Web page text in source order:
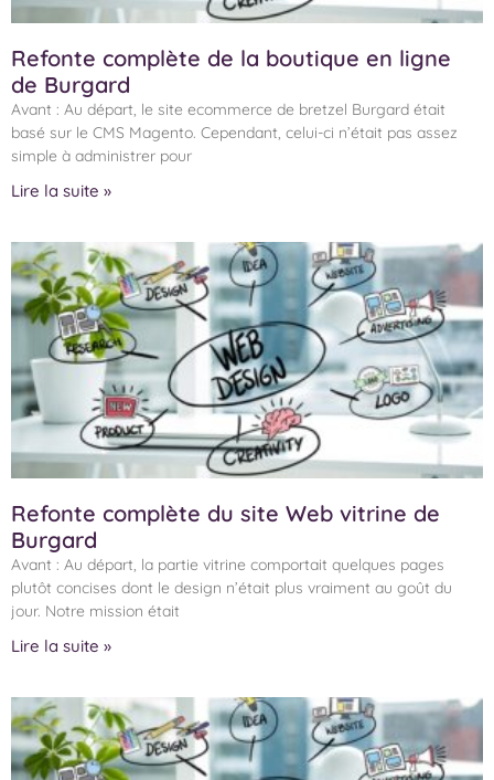
Refonte complète de la boutique en ligne
de Burgard
Avant : Au départ, le site ecommerce de bretzel Burgard était
basé sur le CMS Magento. Cependant, celui-ci n’était pas assez
simple à administrer pour
Lire la suite »
Refonte complète du site Web vitrine de
Burgard
Avant : Au départ, la partie vitrine comportait quelques pages
plutôt concises dont le design n’était plus vraiment au goût du
jour. Notre mission était
Lire la suite »